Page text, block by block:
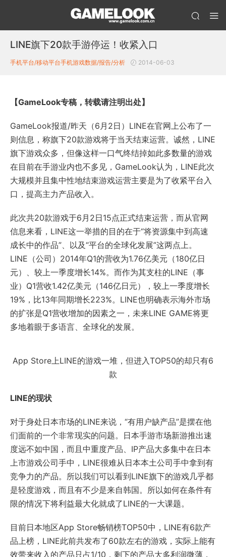
LINE旗下20款手游停运！收紧入口
手机平台/移动平台手机游戏数据/报告/分析 2014-06-03
【GameLook专稿，转载请注明出处】
GameLook报道/昨天（6月2日）LINE在官网上公布了一
则信息，称旗下20款游戏将于当天结束运营。诚然，LINE
旗下游戏众多，但像这样一口气终结掉如此多数量的游戏
在目前在手游业内也不多见，GameLook认为，LINE此次
大规模并且集中性地结束游戏运营主要是为了收紧平台入
口，提高主力产品收入。
此次共20款游戏于6月2日15点正式结束运营，而从官网
信息来看，LINE这一举措的目的在于“将资源集中到高速
成长中的作品”、以及“平台的全球化发展”这两点上。
LINE（公司）2014年Q1的营收为1.76亿美元（180亿日
元）、较上一季度增长14%。而作为其支柱的LINE（事
业）Q1营收1.42亿美元（146亿日元），较上一季度增长
19%，比13年同期增长223%。LINE也明确表示海外市场
的扩张是Q1营收增加的因素之一，未来LINE GAME将更
多地着眼于多语言、全球化的发展。
App Store上LINE的游戏一堆，但进入TOP50的却只有6
款
LINE的现状
对于身处日本市场的LINE来说，“有用户缺产品”是摆在他
们面前的一个非常现实的问题。日本手游市场新游推出速
度远不如中国，而且中重度产品、IP产品大多集中在日本
上市游戏公司手中，LINE很难从日本本土公司手中拿到有
竞争力的产品。所以我们可以看到LINE旗下的游戏几乎都
是轻度游戏，而且有不少是来自韩国。所以如何在条件有
限的情况下将利益最大化就成了LINE的一大课题。
目前日本地区App Store畅销榜TOP50中，LINE有6款产
品上榜，LINE此前共发布了60款左右的游戏，实际上能有
效带来收入的产品只占1/10，剩下的产品大多利润微薄，